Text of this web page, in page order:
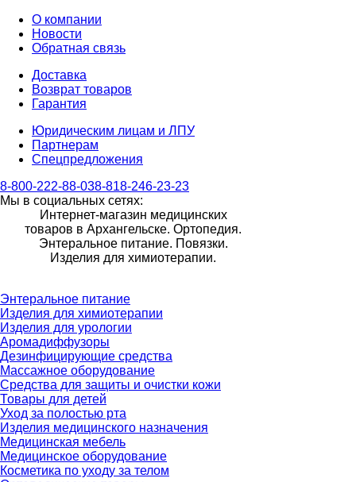
О компании
Новости
Обратная связь
Доставка
Возврат товаров
Гарантия
Юридическим лицам и ЛПУ
Партнерам
Спецпредложения
8-800-222-88-038-818-246-23-23
Мы в социальных сетях:
Интернет-магазин медицинских
товаров в Архангельске. Ортопедия.
Энтеральное питание. Повязки.
Изделия для химиотерапии.
Энтеральное питание
Изделия для химиотерапии
Изделия для урологии
Аромадиффузоры
Дезинфицирующие средства
Массажное оборудование
Средства для защиты и очистки кожи
Товары для детей
Уход за полостью рта
Изделия медицинского назначения
Медицинская мебель
Медицинское оборудование
Косметика по уходу за телом